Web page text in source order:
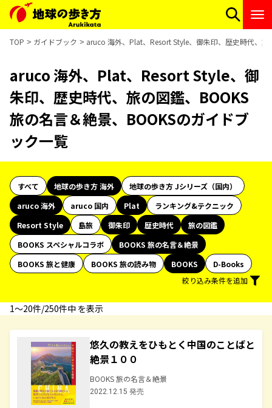
TOP ガイドブック aruco 海外、Plat、Resort Style、御朱印、歴史時代、
aruco 海外、Plat、Resort Style、御
朱印、歴史時代、旅の図鑑、BOOKS
旅の名言＆絶景、BOOKSのガイドブ
ック一覧
すべて 地球の歩き方 海外
地球の歩き方 Jシリーズ（国内）
aruco 海外
aruco 国内 Plat
ランキング&テクニック
Resort Style
島旅 御朱印 歴史時代
旅の図鑑
BOOKS スペシャルコラボ
BOOKS 旅の名言＆絶景
BOOKS 旅と健康
BOOKS 旅の読み物 BOOKS
D-Books
絞り込み条件を追加
1〜20件/250件中 を表示
悠久の教えをひもとく中国のことばと
絶景１００
BOOKS 旅の名言＆絶景
2022.12.15 発売